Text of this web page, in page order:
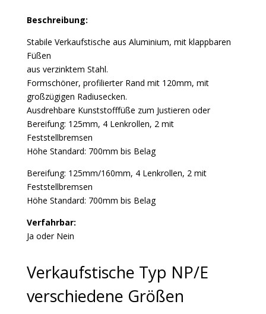
Beschreibung:
Stabile Verkaufstische aus Aluminium, mit klappbaren
Füßen
aus verzinktem Stahl.
Formschöner, profilierter Rand mit 120mm, mit
großzügigen Radiusecken.
Ausdrehbare Kunststofffüße zum Justieren oder
Bereifung: 125mm, 4 Lenkrollen, 2 mit
Feststellbremsen
Höhe Standard: 700mm bis Belag
Bereifung: 125mm/160mm, 4 Lenkrollen, 2 mit
Feststellbremsen
Höhe Standard: 700mm bis Belag
Verfahrbar:
Ja oder Nein
Verkaufstische Typ NP/E
verschiedene Größen